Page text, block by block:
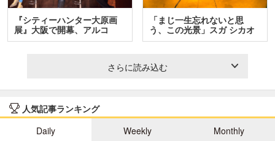
『シティーハンター大原画
展』大阪で開幕、アルコ
＆…
「まじ一生忘れないと思
う、この光景」スガ シカオ
と…
さらに読み込む
人気記事ランキング
Daily
Weekly Monthly